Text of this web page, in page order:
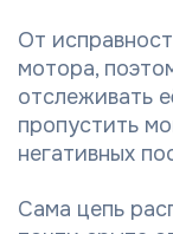
От
мотора,
отслеживать
пропустить
негативных
Сама цепь